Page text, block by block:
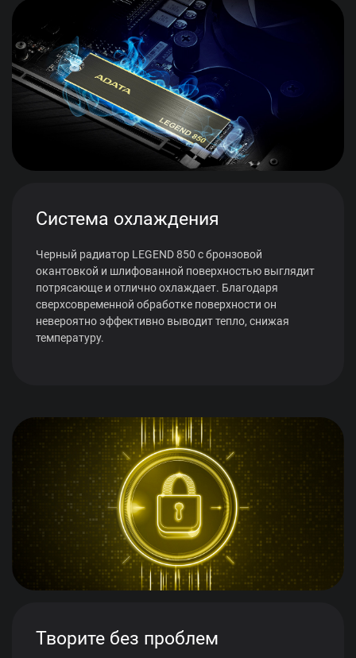
Система охлаждения
Черный радиатор LEGEND 850 с бронзовой
окантовкой и шлифованной поверхностью выглядит
потрясающе и отлично охлаждает. Благодаря
сверхсовременной обработке поверхности он
невероятно эффективно выводит тепло, снижая
температуру.
Творите без проблем